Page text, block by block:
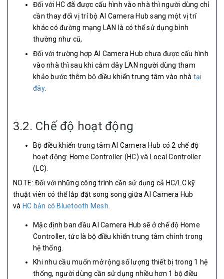
Đối với HC đã được cấu hình vào nhà thì người dùng chỉ
cần thay đổi vị trí bộ AI Camera Hub sang một vị trí
khác có đường mạng LAN là có thể sử dụng bình
thường như cũ,
Đối với trường hợp AI Camera Hub chưa được cấu hình
vào nhà thì sau khi cắm dây LAN người dùng tham
khảo bước thêm bộ điều khiển trung tâm vào nhà tại
đây.
3.2. Chế độ hoạt động
Bộ điều khiển trung tâm AI Camera Hub có 2 chế độ
hoạt động: Home Controller (HC) và Local Controller
(LC).
NOTE: Đối với những công trình cần sử dụng cả HC/LC kỹ
thuật viên có thể lắp đặt song song giữa AI Camera Hub
và HC bản có Bluetooth Mesh.
Mặc định ban đầu AI Camera Hub sẽ ở chế độ Home
Controller, tức là bộ điều khiển trung tâm chính trong
hệ thống.
Khi nhu cầu muốn mở rộng số lượng thiết bị trong 1 hệ
thống, người dùng cần sử dụng nhiều hơn 1 bộ điều